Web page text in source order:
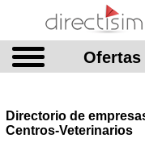
Ofertas
Directorio de
Centros-Veterinarios